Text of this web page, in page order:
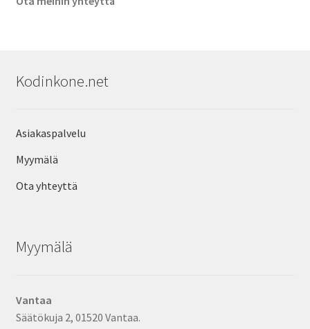
Kodinkone.net
Asiakaspalvelu
Myymälä
Ota yhteyttä
Myymälä
Vantaa
Säätökuja 2, 01520 Vantaa.